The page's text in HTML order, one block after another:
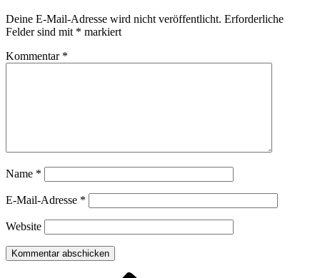
Deine E-Mail-Adresse wird nicht veröffentlicht. Erforderliche
Felder sind mit * markiert
Kommentar *
Name *
E-Mail-Adresse *
Website